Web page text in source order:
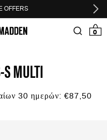
OFFERS
0
0
MULTI
30 ημερών: €87,50